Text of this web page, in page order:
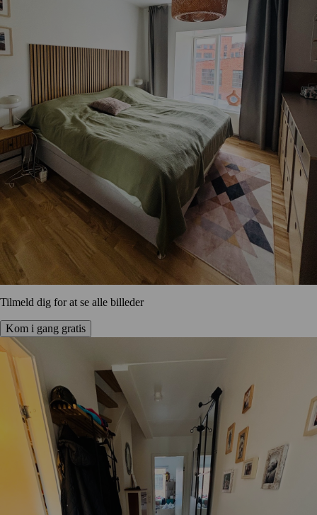
Tilmeld dig for at se alle billeder
Kom i gang gratis